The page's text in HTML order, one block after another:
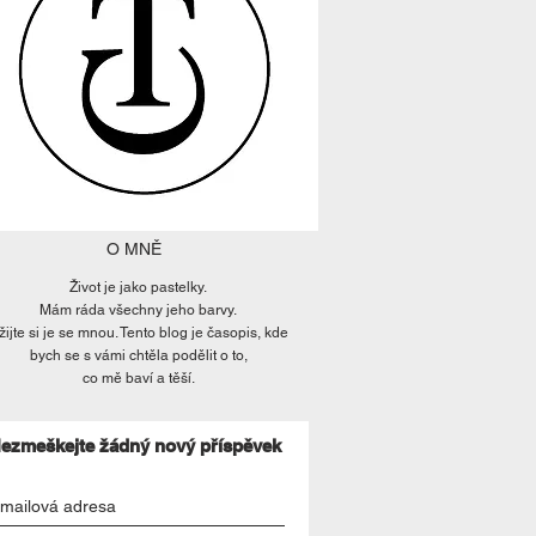
O MNĚ
Život je jako pastelky.
Mám ráda všechny jeho barvy.
si je se mnou. Tento blog je časopis, kde
bych se s vámi chtěla podělit o to,
co mě baví a těší.
žádný nový příspěvek